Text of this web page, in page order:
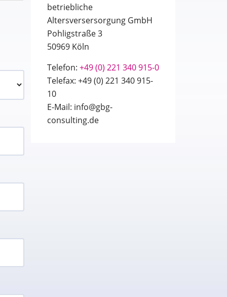
betriebliche
Altersversersorgung GmbH
Pohligstraße 3
50969 Köln
Telefon: +49 (0) 221 340 915-0
Telefax: +49 (0) 221 340 915-
10
E-Mail: info@gbg-
consulting.de